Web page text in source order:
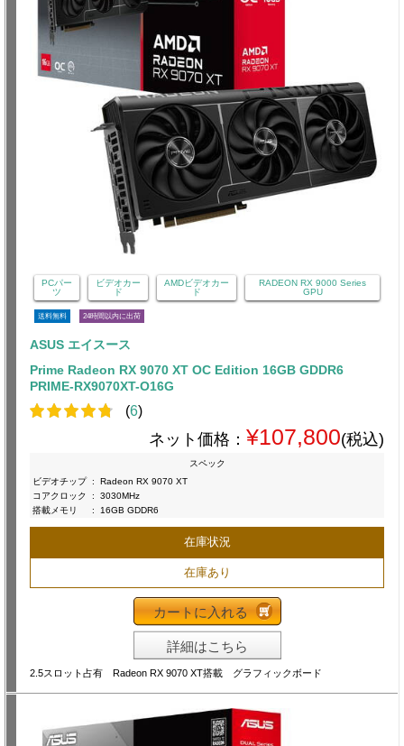
PCパー
ツ
ビデオカー
ド
AMDビデオカー
ド
RADEON RX 9000 Series
GPU
送料無料 24時間以内に出荷
ASUS エイスース
Prime Radeon RX 9070 XT OC Edition 16GB GDDR6
PRIME-RX9070XT-O16G
(6)
ネット価格： ¥107,800(税込)
スペック
ビデオチップ :
Radeon RX 9070 XT
コアクロック
:
3030MHz
搭載メモリ
: 16GB GDDR6
在庫状況
在庫あり
カートに入れる
詳細はこちら
2.5スロット占有 Radeon RX 9070 XT搭載 グラフィックボード